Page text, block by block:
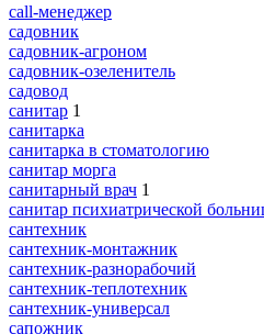
сall-менеджер
садовник
садовник-агроном
садовник-озеленитель
садовод
санитар 1
санитарка
санитарка в стоматологию
санитар морга
санитарный врач 1
санитар психиатрической
сантехник
сантехник-монтажник
сантехник-разнорабочий
сантехник-теплотехник
сантехник-универсал
сапожник